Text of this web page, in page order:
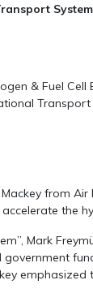
& Fuel
Transport
from
the
Mark